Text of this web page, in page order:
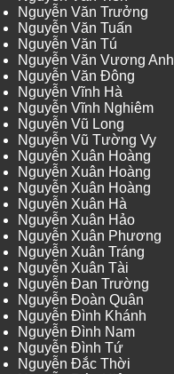
Nguyễn Văn Trưởng
Nguyễn Văn Tuấn
Nguyễn Văn Tú
Nguyễn Văn Vương Anh
Nguyễn Văn Đông
Nguyễn Vĩnh Hà
Nguyễn Vĩnh Nghiêm
Nguyễn Vũ Long
Nguyễn Vũ Tường Vy
Nguyễn Xuân Hoàng
Nguyễn Xuân Hoàng
Nguyễn Xuân Hoàng
Nguyễn Xuân Hà
Nguyễn Xuân Hảo
Nguyễn Xuân Phương
Nguyễn Xuân Tráng
Nguyễn Xuân Tài
Nguyễn Đan Trường
Nguyễn Đoàn Quân
Nguyễn Đình Khánh
Nguyễn Đình Nam
Nguyễn Đình Tứ
Nguyễn Đắc Thời